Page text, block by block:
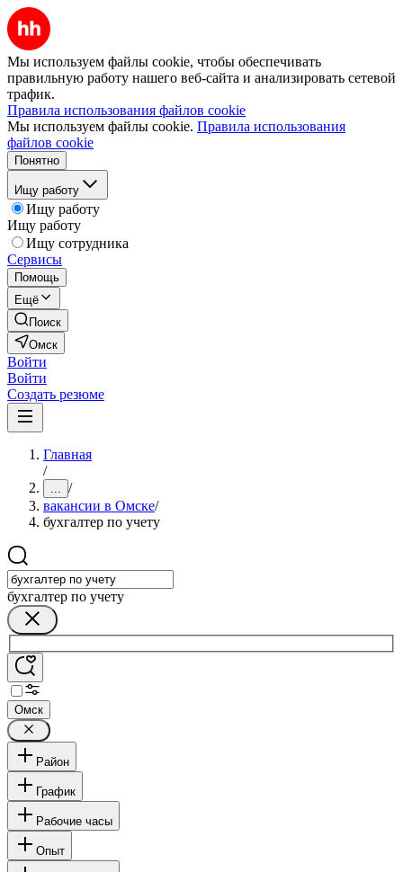
Мы используем файлы cookie, чтобы обеспечивать
правильную работу нашего веб-сайта и анализировать сетевой
трафик.
Правила использования файлов cookie
Мы используем файлы cookie. Правила использования
файлов cookie
Понятно
Ищу работу
Ищу работу
Ищу работу
Ищу сотрудника
Сервисы
Помощь
Ещё
Поиск
Омск
Войти
Войти
Создать резюме
Главная
/
... /
вакансии в Омске/
бухгалтер по учету
бухгалтер по учету
Омск
Район
График
Рабочие часы
Опыт